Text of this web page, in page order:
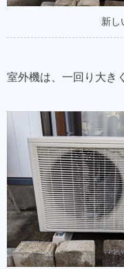
新し
室外機は、一回り大き